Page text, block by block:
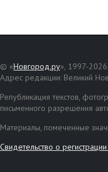
© «Новгород.ру», 1997-2026.
Адрес редакции: Великий
Републикация текстов,
письменного разрешения
Материалы, помеченные
Свидетельство о